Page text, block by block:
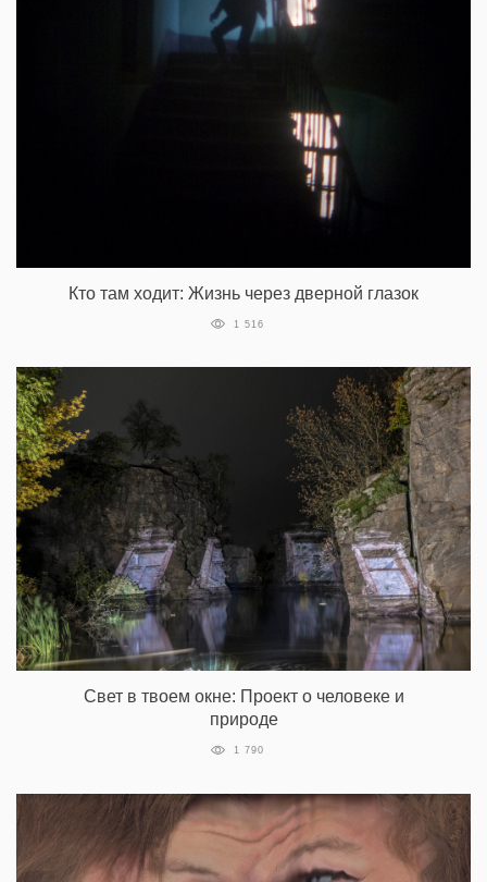
Кто там ходит: Жизнь через дверной глазок
1 516
Свет в твоем окне: Проект о человеке и
природе
1 790